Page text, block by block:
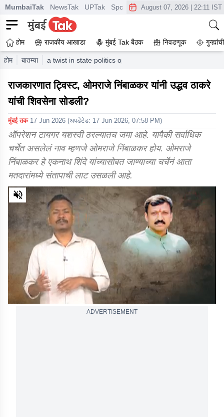
MumbaiTak NewsTak UPTak SportsTak CrimeTak Lallantop
August 07, 2026 22:11 IST
होम राजकीय आखाडा मुंबई Tak बैठक निवडणूक
होम बातम्या a twist in state politics operation tige has omraje
राजकारणात ट्विस्ट, ओमराजे निंबाळकर यांनी उद्धव ठाकरे
यांची शिवसेना सोडली?
मुंबई तक 17 Jun 2026 (अपडेटेड: 17 Jun 2026, 07:58 PM)
ऑपरेशन टायगर यशस्वी ठरल्यातच जमा आहे. यापैकी सर्वाधिक
चर्चेत असलेलं नाव म्हणजे ओमराजे निंबाळकर होय. ओमराजे
निंबाळकर हे एकनाथ शिंदे यांच्यासोबत जाण्याच्या चर्चेनं आता
मतदारांमध्ये संतापाची लाट उसळली आहे.
0
of
seconds
ADVERTISEMENT